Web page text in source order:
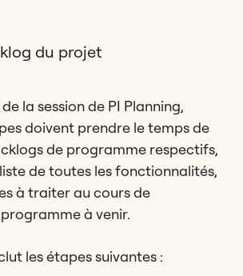
du projet
la session de PI Planning,
doivent prendre le temps de
de programme respectifs,
de toutes les fonctionnalités,
à traiter au cours de
à venir.
les étapes suivantes :